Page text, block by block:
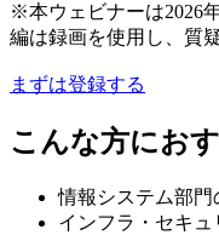
※本ウェビナーは2026
編は録画を使用し、質
まずは登録する
こんな方にお
情報システム部
インフラ・セキ